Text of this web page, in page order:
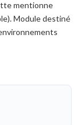
mentionne
Module destiné